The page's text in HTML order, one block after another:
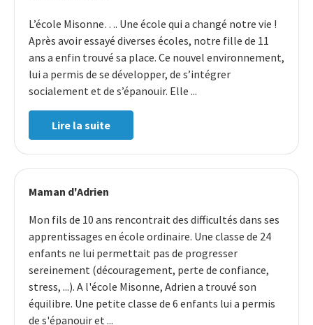
L’école Misonne…. Une école qui a changé notre vie !
Après avoir essayé diverses écoles, notre fille de 11
ans a enfin trouvé sa place. Ce nouvel environnement,
lui a permis de se développer, de s’intégrer
socialement et de s’épanouir. Elle ...
Lire la suite
Maman d'Adrien
Mon fils de 10 ans rencontrait des difficultés dans ses
apprentissages en école ordinaire. Une classe de 24
enfants ne lui permettait pas de progresser
sereinement (découragement, perte de confiance,
stress, ...). A l'école Misonne, Adrien a trouvé son
équilibre. Une petite classe de 6 enfants lui a permis
de s'épanouir et ...